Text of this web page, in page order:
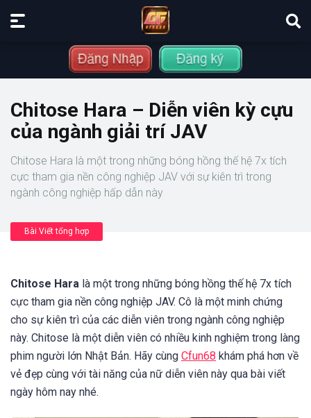
Chitose Hara – Diễn viên kỳ cựu
của ngành giải trí JAV
Chitose Hara là một trong những bóng hồng thế hệ 7x tích
cực tham gia nền công nghiệp JAV với sự kiên trì trong
ngành công nghiệp hấp dẫn này
Bài Viết tổng hợp
Chitose Hara là một trong những bóng hồng thế hệ 7x tích
cực tham gia nền công nghiệp JAV. Cô là một minh chứng
cho sự kiên trì của các diễn viên trong ngành công nghiệp
này. Chitose là một diễn viên có nhiều kinh nghiệm trong làng
phim người lớn Nhật Bản. Hãy cùng Cfun68 khám phá hơn về
vẻ đẹp cùng với tài năng của nữ diễn viên này qua bài viết
ngày hôm nay nhé.